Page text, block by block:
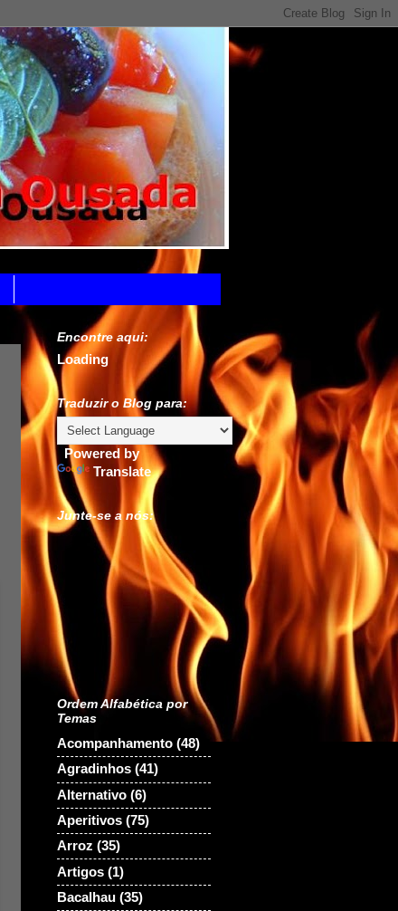
Encontre aqui:
Loading
Traduzir o Blog para:
Powered by
Translate
Junte-se a nós:
Ordem Alfabética por
Temas
Acompanhamento (48)
Agradinhos (41)
Alternativo (6)
Aperitivos (75)
Arroz (35)
Artigos (1)
Bacalhau (35)